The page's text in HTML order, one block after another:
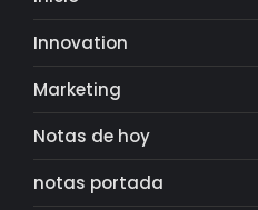
Innovation
Marketing
Notas de hoy
notas portada